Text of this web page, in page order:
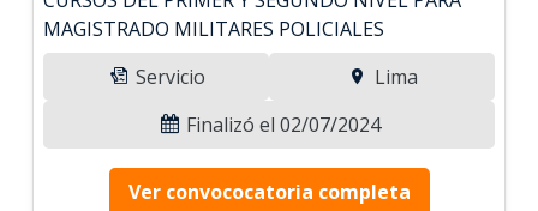
MAGISTRADO MILITARES POLICIALES
Servicio
Lima
Finalizó el 02/07/2024
Ver convococatoria completa